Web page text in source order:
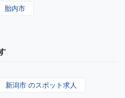
胎内市
新潟市 のスポット求人